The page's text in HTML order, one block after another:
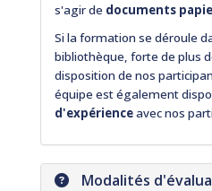
s'agir de documents
Si la formation se déroule
bibliothèque, forte de plus
disposition de nos
équipe est également
d'expérienceavec nos
Modalités